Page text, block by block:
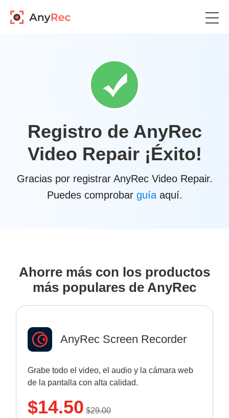
Registro de AnyRec
Video Repair ¡Éxito!
Gracias por registrar AnyRec Video Repair.
Puedes comprobar guíaaquí.
Ahorre más con los productos
más populares de AnyRec
AnyRec Screen Recorder
Grabe todo el video, el audio y la cámara web
de la pantalla con alta calidad.
$14.50 $29.00